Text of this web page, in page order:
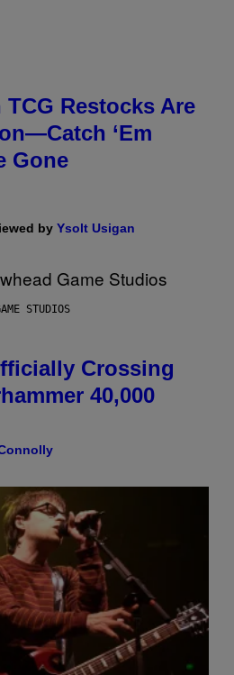
Restocks Are
‘Em
Gone
by Ysolt Usigan
STUDIOS
Crossing
40,000